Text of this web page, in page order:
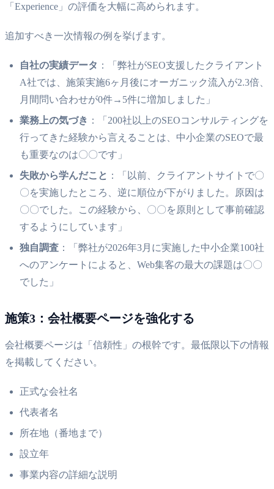
「Experience」の評価を大幅に高められます。
追加すべき一次情報の例を挙げます。
自社の実績データ ：「弊社がSEO支援したクライアント
A社では、施策実施6ヶ月後にオーガニック流入が2.3倍、
月間問い合わせが0件→5件に増加しました」
業務上の気づき ：「200社以上のSEOコンサルティングを
行ってきた経験から言えることは、中小企業のSEOで最
も重要なのは〇〇です」
失敗から学んだこと ：「以前、クライアントサイトで〇
〇を実施したところ、逆に順位が下がりました。原因は
〇〇でした。この経験から、〇〇を原則として事前確認
するようにしています」
独自調査 ：「弊社が2026年3月に実施した中小企業100社
へのアンケートによると、Web集客の最大の課題は〇〇
でした」
施策3：会社概要ページを強化する
会社概要ページは「信頼性」の根幹です。最低限以下の情報
を掲載してください。
正式な会社名
代表者名
所在地（番地まで）
設立年
事業内容の詳細な説明